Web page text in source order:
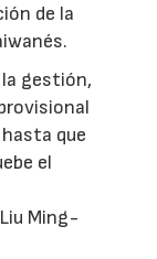
de la
gestión,
que
el
Ming-